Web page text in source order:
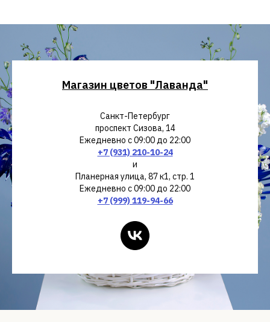
Магазин цветов "Лаванда"
Санкт-Петербург
проспект Сизова, 14
Ежедневно с 09:00 до 22:00
+7 (931) 210-10-24
и
Планерная улица, 87 к1, стр. 1
Ежедневно с 09:00 до 22:00
+7 (999) 119-94-66